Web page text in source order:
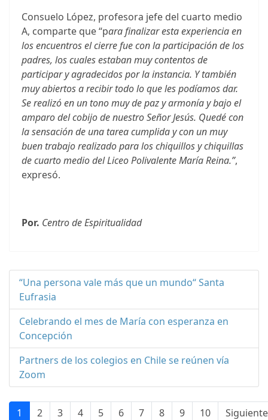
Consuelo López, profesora jefe del cuarto medio
A, comparte que “para finalizar esta experiencia en
los encuentros el cierre fue con la participación de los
padres, los cuales estaban muy contentos de
participar y agradecidos por la instancia. Y también
muy abiertos a recibir todo lo que les podíamos dar.
Se realizó en un tono muy de paz y armonía y bajo el
amparo del cobijo de nuestro Señor Jesús. Quedé con
la sensación de una tarea cumplida y con un muy
buen trabajo realizado para los chiquillos y chiquillas
de cuarto medio del Liceo Polivalente María Reina.”,
expresó.
Por. Centro de Espiritualidad
“Una persona vale más que un mundo“ Santa
Eufrasia
Celebrando el mes de María con esperanza en
Concepción
Partners de los colegios en Chile se reúnen vía
Zoom
1 2 3 4 5 6 7 8 9 10 Siguiente